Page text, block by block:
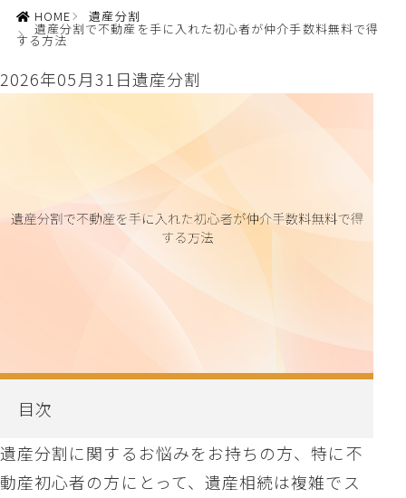
HOME 遺産分割
遺産分割で不動産を手に入れた初心者が仲介手数料無料で得
する方法
2026年05月31日遺産分割
目次
遺産分割に関するお悩みをお持ちの方、特に不
動産初心者の方にとって、遺産相続は複雑でス